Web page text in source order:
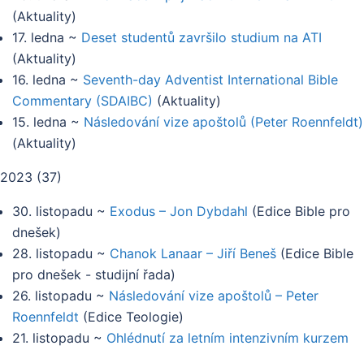
(Aktuality)
17. ledna ~ Deset studentů završilo studium na ATI
(Aktuality)
16. ledna ~ Seventh-day Adventist International Bible
Commentary (SDAIBC) (Aktuality)
15. ledna ~ Následování vize apoštolů (Peter Roennfeldt)
(Aktuality)
2023 (37)
30. listopadu ~ Exodus – Jon Dybdahl (Edice Bible pro
dnešek)
28. listopadu ~ Chanok Lanaar – Jiří Beneš (Edice Bible
pro dnešek - studijní řada)
26. listopadu ~ Následování vize apoštolů – Peter
Roennfeldt (Edice Teologie)
21. listopadu ~ Ohlédnutí za letním intenzivním kurzem